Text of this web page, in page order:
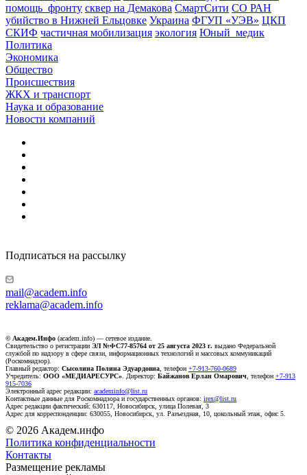
помощь_фронту сквер на Демакова СмартСити СО РАН
убийство в Нижней Ельцовке Украина ФГУП «УЭВ» ЦКП
СКИФ частичная мобилизация экология Юный_медик
Политика
Экономика
Общество
Происшествия
ЖКХ и транспорт
Наука и образование
Новости компаний
Подписаться на рассылку
mail@academ.info
reklama@academ.info
© Академ.Инфо (academ.info) — сетевое издание.
Свидетельство о регистрации ЭЛ №ФС77-85764 от 25 августа 2023 г. выдано Федеральной
службой по надзору в сфере связи, информационных технологий и массовых коммуникаций
(Роскомнадзор).
Главный редактор: Сысолина Полина Эдуардовна , телефон +7-913-760-0689
Учредитель: ООО «МЕДИАРЕСУРС» . Директор: Байжанов Ерлан Омарович , телефон +7-913
915-7036
Электронный адрес редакции: academinfo@list.ru
Контактные данные для Роскомнадзора и государственных органов: irex@list.ru
Адрес редакции фактический: 630117, Новосибирск, улица Полевая, 3
Адрес для корреспонденции: 630055, Новосибирск, ул. Разъездная, 10, цокольный этаж, офис 5.
© 2026 Академ.инфо
Политика конфиденциальности
Контакты
Размещение рекламы